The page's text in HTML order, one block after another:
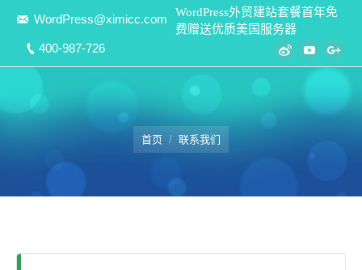
WordPress@ximicc.com
400-987-726
WordPress外贸建站套餐首年免
费赠送优质美国服务器
WeiboYouTube
首页 联系我们